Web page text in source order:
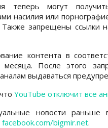
теперь могут
насилия или
запрещены ссылки
контента в
месяца. После этого
выдаваться
YouTube отключит все
новости раньше
facebook.com/bigmir.net.